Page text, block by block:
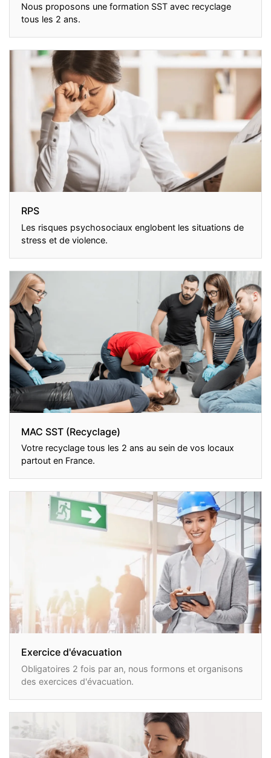
Nous proposons une formation SST avec recyclage
tous les 2 ans.
RPS
Les risques psychosociaux englobent les situations de
stress et de violence.
MAC SST (Recyclage)
Votre recyclage tous les 2 ans au sein de vos locaux
partout en France.
Exercice d'évacuation
Obligatoires 2 fois par an, nous formons et organisons
des exercices d'évacuation.